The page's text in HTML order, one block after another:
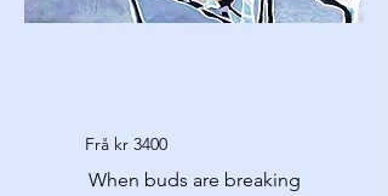
Frå kr 3400
When buds are breaking